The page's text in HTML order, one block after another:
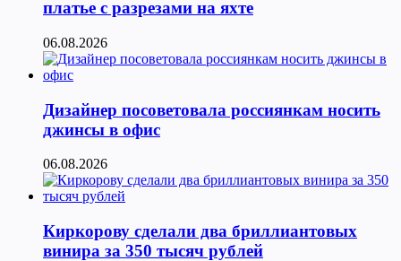
платье с разрезами на яхте
06.08.2026
Дизайнер посоветовала россиянкам носить
джинсы в офис
06.08.2026
Киркорову сделали два бриллиантовых
винира за 350 тысяч рублей